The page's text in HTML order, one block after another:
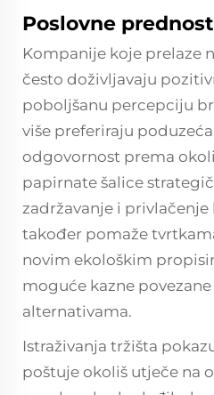
Poslovne
Kompanije koje prelaze
često doživljavaju
poboljšanu percepciju
više preferiraju
odgovornost prema
papirnate šalice
zadržavanje i privlačenje
također pomaže
novim ekološkim
moguće kazne
alternativama.
Istraživanja tržišta
poštuje okoliš utječe na